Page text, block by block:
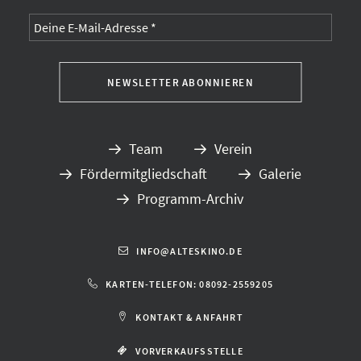
Team
Verein
Fördermitgliedschaft
Galerie
Programm-Archiv
INFO@ALTESKINO.DE
KARTEN-TELEFON: 08092-2559205
KONTAKT & ANFAHRT
VORVERKAUFSSTELLE